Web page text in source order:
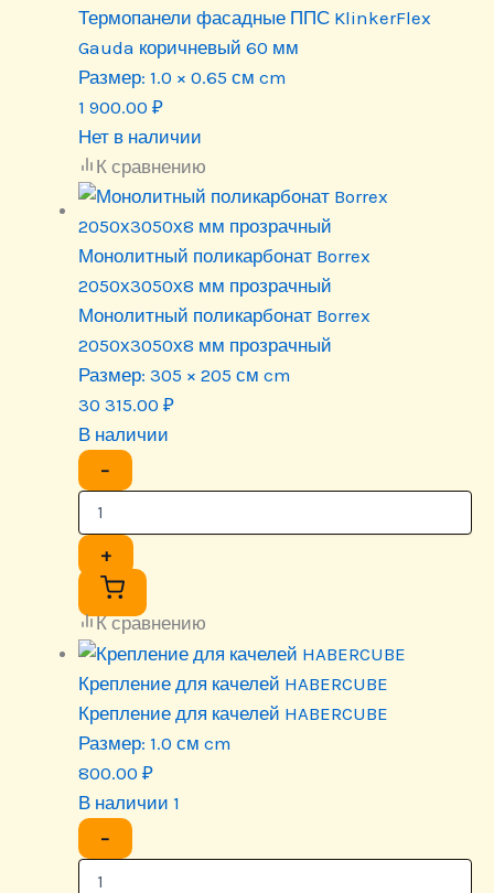
Термопанели фасадные ППС KlinkerFlex
Gauda коричневый 60 мм
Размер: 1.0 × 0.65 см cm
1 900.00 ₽
Нет в наличии
К сравнению
Монолитный поликарбонат Borrex
2050х3050х8 мм прозрачный
Монолитный поликарбонат Borrex
2050х3050х8 мм прозрачный
Размер: 305 × 205 см cm
30 315.00 ₽
В наличии
−
+
К сравнению
Крепление для качелей HABERCUBE
Крепление для качелей HABERCUBE
Размер: 1.0 см cm
800.00 ₽
В наличии 1
−